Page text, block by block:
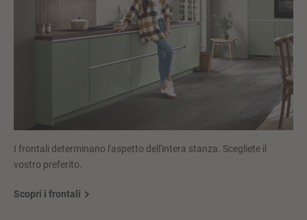
I frontali determinano l'aspetto dell'intera stanza. Scegliete il
vostro preferito.
Scopri i frontali